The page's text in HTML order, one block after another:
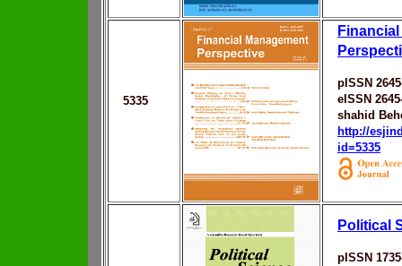
5335
pISSN
eISSN
shahid
http://
id=5335
Political
pISSN